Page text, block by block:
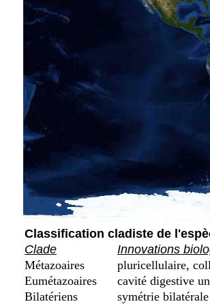
Classification cladiste de
Clade
Innovations
Métazoaires
pluricellulaire,
Eumétazoaires
cavité digestive
Bilatériens
symétrie bilatérale